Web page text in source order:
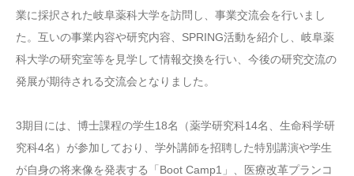
業に採択された岐阜薬科大学を訪問し、事業交流会を行いまし
た。互いの事業内容や研究内容、SPRING活動を紹介し、岐阜薬
科大学の研究室等を見学して情報交換を行い、今後の研究交流の
発展が期待される交流会となりました。
3期目には、博士課程の学生18名（薬学研究科14名、生命科学研
究科4名）が参加しており、学外講師を招聘した特別講演や学生
が自身の将来像を発表する「Boot Camp1」、医療改革プランコ